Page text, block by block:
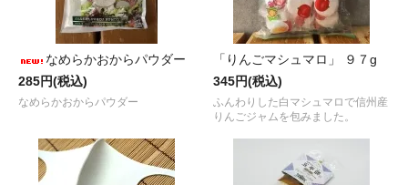
なめらかおからパウダー
285円(税込)
なめらかおからパウダー
「りんごマシュマロ」 ９７g
345円(税込)
ふんわりした白マシュマロで信州産
りんごジャムを包みました。